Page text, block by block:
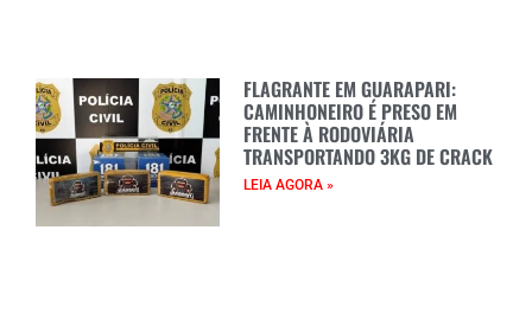
FLAGRANTE EM GUARAPARI:
CAMINHONEIRO É PRESO EM
FRENTE À RODOVIÁRIA
TRANSPORTANDO 3KG DE CRACK
LEIA AGORA »